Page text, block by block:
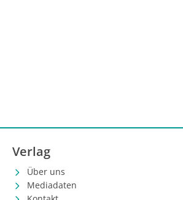
Verlag
Über uns
Mediadaten